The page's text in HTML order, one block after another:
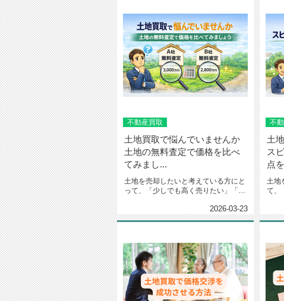
不動産買取
土地買取で悩んでいませんか
土地の無料査定で価格を比べ
てみまし...
土地を売却したいと考えている方にと
って、「少しでも高く売りたい」「査
2026-03-23
不
土
ス
点
土地
て、